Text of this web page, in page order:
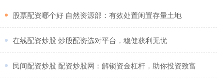
​股票配资哪个好 自然资源部：有效处置闲置存量土地
​在线配资炒股 炒股配资选对平台，稳健获利无忧
​民间配资炒股 配资炒股网：解锁资金杠杆，助你投资致富